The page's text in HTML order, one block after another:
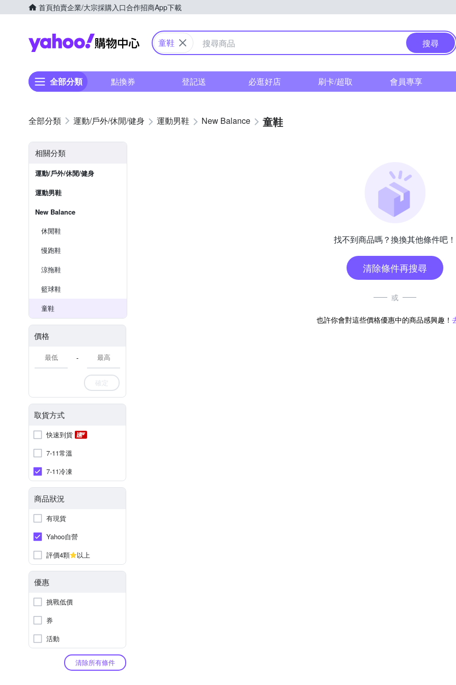
首頁拍賣企業/大宗採購入口合作招商App下載
Yahoo購物中心
童鞋 搜尋
全部分類 點換券 登記送 必逛好店 刷卡/超取 會員專享
運動/戶外/休閒/健身 運動男鞋 New Balance 童鞋
相關分類
運動/戶外/休閒/健身
運動男鞋
New Balance
休閒鞋
慢跑鞋
涼拖鞋
籃球鞋
童鞋
價格
-
確定
取貨方式
快速到貨
7-11常溫
7-11冷凍
商品狀況
有現貨
Yahoo自營
評價4顆
以上
優惠
挑戰低價
券
活動
清除所有條件
找不到商品嗎？換換其他條件吧！
清除條件再搜尋
或
也許你會對這些價格優惠中的商品感興趣！